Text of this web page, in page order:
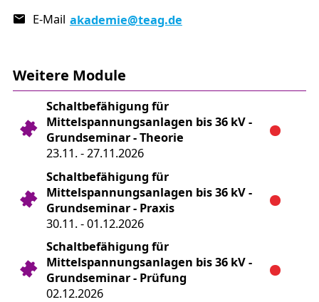
E-Mail akademie@teag.de
Weitere Module
Schaltbefähigung für
Mittelspannungsanlagen bis 36 kV -
Grundseminar - Theorie
23.11. - 27.11.2026
Schaltbefähigung für
Mittelspannungsanlagen bis 36 kV -
Grundseminar - Praxis
30.11. - 01.12.2026
Schaltbefähigung für
Mittelspannungsanlagen bis 36 kV -
Grundseminar - Prüfung
02.12.2026